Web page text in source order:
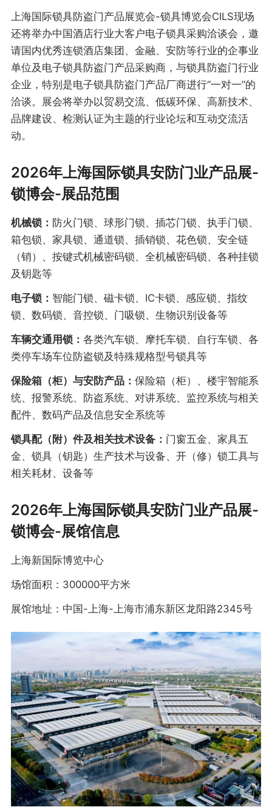
上海国际锁具防盗门产品展览会-锁具博览会CILS现场
还将举办中国酒店行业大客户电子锁具采购洽谈会，邀
请国内优秀连锁酒店集团、金融、安防等行业的企事业
单位及电子锁具防盗门产品采购商，与锁具防盗门行业
企业，特别是电子锁具防盗门产品厂商进行“一对一”的
洽谈。展会将举办以贸易交流、低碳环保、高新技术、
品牌建设、检测认证为主题的行业论坛和互动交流活
动。
2026年上海国际锁具安防门业产品展-
锁博会-展品范围
机械锁： 防火门锁、球形门锁、插芯门锁、执手门锁、
箱包锁、家具锁、通道锁、插销锁、花色锁、安全链
（销）、按键式机械密码锁、全机械密码锁、各种挂锁
及钥匙等
电子锁： 智能门锁、磁卡锁、IC卡锁、感应锁、指纹
锁、数码锁、音控锁、门吸锁、生物识别设备等
车辆交通用锁： 各类汽车锁、摩托车锁、自行车锁、各
类停车场车位防盗锁及特殊规格型号锁具等
保险箱（柜）与安防产品： 保险箱（柜）、楼宇智能系
统、报警系统、防盗系统、对讲系统、监控系统与相关
配件、数码产品及信息安全系统等
锁具配（附）件及相关技术设备： 门窗五金、家具五
金、锁具（钥匙）生产技术与设备、开（修）锁工具与
相关耗材、设备等
2026年上海国际锁具安防门业产品展-
锁博会-展馆信息
上海新国际博览中心
场馆面积：300000平方米
展馆地址：中国-上海-上海市浦东新区龙阳路2345号